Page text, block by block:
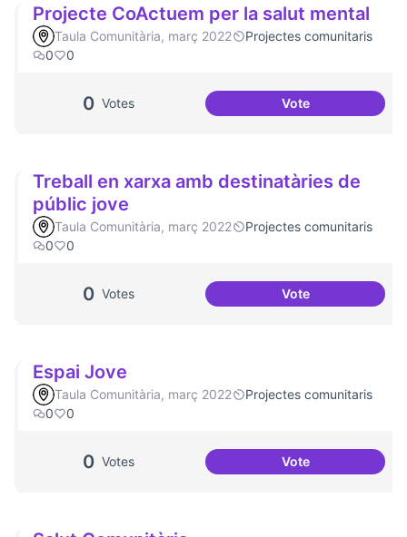
Projecte CoActuem per la salut mental
Taula Comunitària, març 2022
Projectes comunitaris
0
0
0 Votes VoteProjecte
Treball en xarxa amb destinatàries de
públic jove
Taula Comunitària, març 2022
Projectes comunitaris
0
0
0 Votes VoteTreball en xarxa
Espai Jove
Taula Comunitària, març 2022
Projectes comunitaris
0
0
0 Votes VoteEspai Jove